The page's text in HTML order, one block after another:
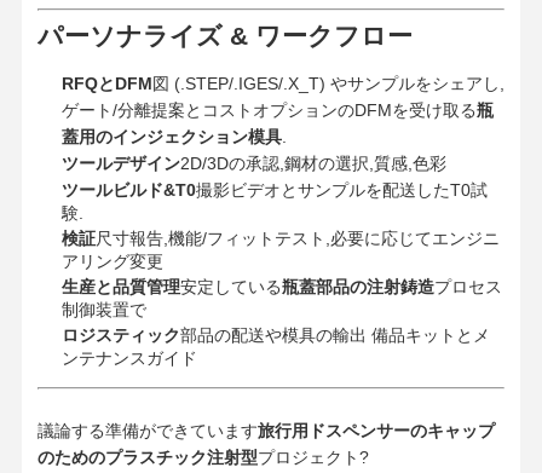
パーソナライズ & ワークフロー
RFQとDFM図 (.STEP/.IGES/.X_T) やサンプルをシェアし,
ゲート/分離提案とコストオプションのDFMを受け取る瓶
蓋用のインジェクション模具.
ツールデザイン2D/3Dの承認,鋼材の選択,質感,色彩
ツールビルド&T0撮影ビデオとサンプルを配送したT0試
験.
検証尺寸報告,機能/フィットテスト,必要に応じてエンジニ
アリング変更
生産と品質管理安定している瓶蓋部品の注射鋳造プロセス
制御装置で
ロジスティック部品の配送や模具の輸出 備品キットとメ
ンテナンスガイド
議論する準備ができています旅行用ドスペンサーのキャップ
のためのプラスチック注射型プロジェクト?